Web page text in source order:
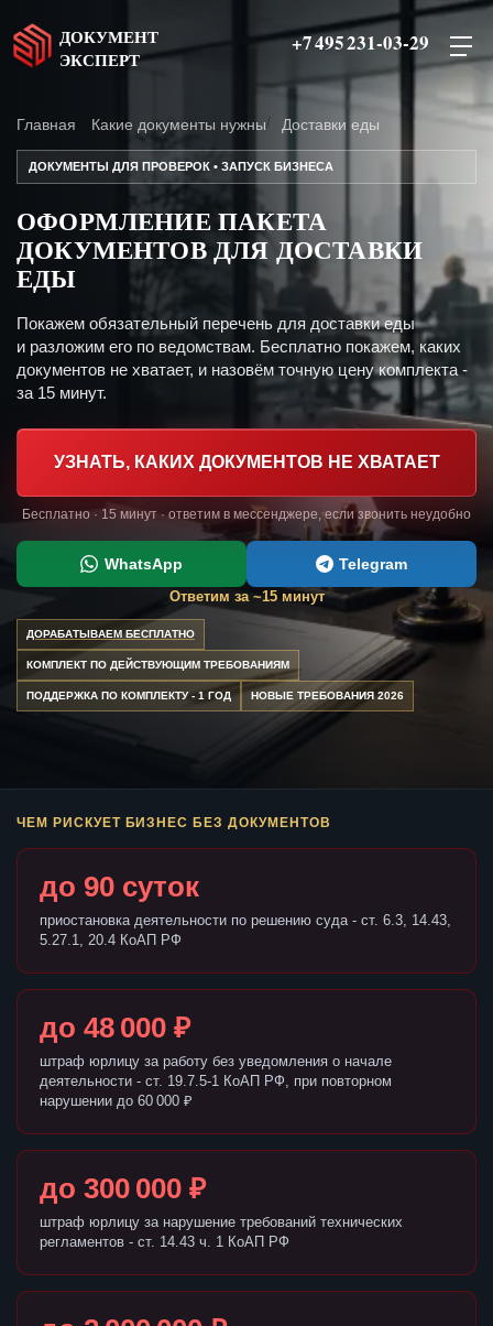
ДОКУМЕНТ
ЭКСПЕРТ
+7 495 231-03-29
Главная Какие документы нужны Доставки еды
ДОКУМЕНТЫ ДЛЯ ПРОВЕРОК • ЗАПУСК БИЗНЕСА
ОФОРМЛЕНИЕ ПАКЕТА
ДОКУМЕНТОВ ДЛЯ ДОСТАВКИ
ЕДЫ
Покажем обязательный перечень для доставки еды
и разложим его по ведомствам. Бесплатно покажем, каких
документов не хватает, и назовём точную цену комплекта -
за 15 минут.
УЗНАТЬ, КАКИХ ДОКУМЕНТОВ НЕ ХВАТАЕТ
Бесплатно · 15 минут · ответим в мессенджере, если звонить неудобно
WhatsApp Telegram
Ответим за ~15 минут
ДОРАБАТЫВАЕМ БЕСПЛАТНО
КОМПЛЕКТ ПО ДЕЙСТВУЮЩИМ ТРЕБОВАНИЯМ
ПОДДЕРЖКА ПО КОМПЛЕКТУ - 1 ГОД НОВЫЕ ТРЕБОВАНИЯ 2026
ЧЕМ РИСКУЕТ БИЗНЕС БЕЗ ДОКУМЕНТОВ
до 90 суток
приостановка деятельности по решению суда - ст. 6.3, 14.43,
5.27.1, 20.4 КоАП РФ
до 48 000 ₽
штраф юрлицу за работу без уведомления о начале
деятельности - ст. 19.7.5-1 КоАП РФ, при повторном
нарушении до 60 000 ₽
до 300 000 ₽
штраф юрлицу за нарушение требований технических
регламентов - ст. 14.43 ч. 1 КоАП РФ